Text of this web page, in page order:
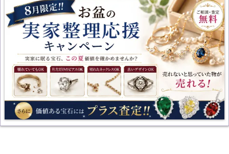
【8/30(日)まで】8月限定「お盆の実家整理応援キャンペーン」開
催中！